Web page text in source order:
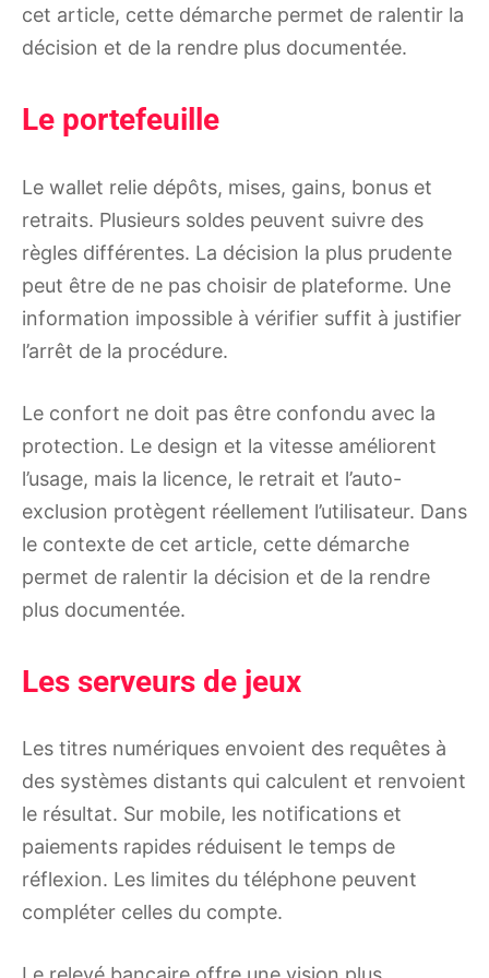
cet article, cette démarche permet de ralentir la
décision et de la rendre plus documentée.
Le portefeuille
Le wallet relie dépôts, mises, gains, bonus et
retraits. Plusieurs soldes peuvent suivre des
règles différentes. La décision la plus prudente
peut être de ne pas choisir de plateforme. Une
information impossible à vérifier suffit à justifier
l’arrêt de la procédure.
Le confort ne doit pas être confondu avec la
protection. Le design et la vitesse améliorent
l’usage, mais la licence, le retrait et l’auto-
exclusion protègent réellement l’utilisateur. Dans
le contexte de cet article, cette démarche
permet de ralentir la décision et de la rendre
plus documentée.
Les serveurs de jeux
Les titres numériques envoient des requêtes à
des systèmes distants qui calculent et renvoient
le résultat. Sur mobile, les notifications et
paiements rapides réduisent le temps de
réflexion. Les limites du téléphone peuvent
compléter celles du compte.